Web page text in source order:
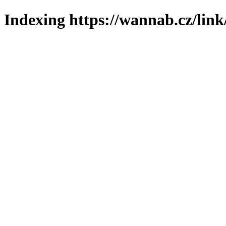
Indexing https://wannab.cz/